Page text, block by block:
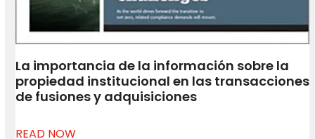
La importancia de la información sobre la
propiedad institucional en las transacciones
de fusiones y adquisiciones
READ NOW